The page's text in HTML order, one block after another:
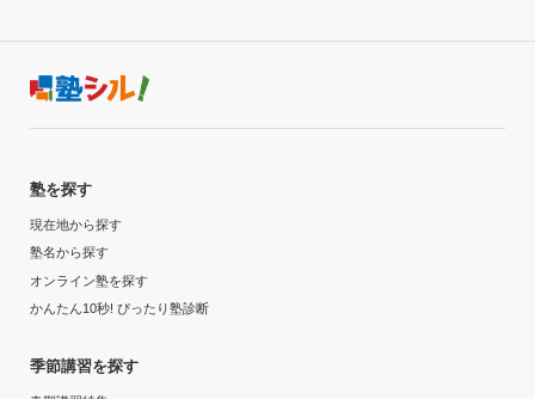
塾を探す
現在地から探す
塾名から探す
オンライン塾を探す
かんたん10秒! ぴったり塾診断
季節講習を探す